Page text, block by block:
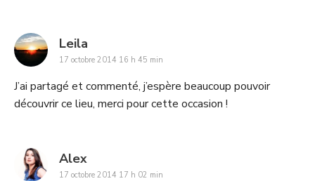
Leila
17 octobre 2014 16 h 45 min
J’ai partagé et commenté, j’espère beaucoup pouvoir
découvrir ce lieu, merci pour cette occasion !
Alex
17 octobre 2014 17 h 02 min